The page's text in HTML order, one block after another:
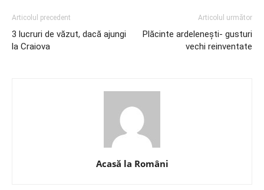
Articolul precedent
3 lucruri de văzut, dacă ajungi
la Craiova
Articolul următor
Plăcinte ardelenești- gusturi
vechi reinventate
Acasă la Români